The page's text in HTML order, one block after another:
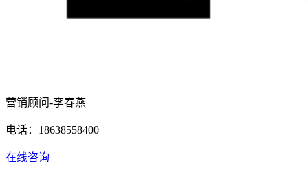
营销顾问-李春燕
电话：18638558400
在线咨询